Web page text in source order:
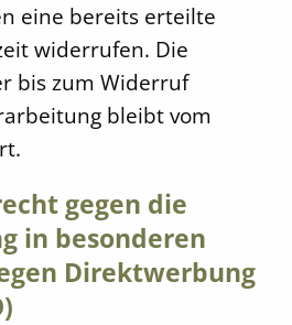
eine bereits erteilte
widerrufen. Die
bis zum Widerruf
bleibt vom
gegen die
in besonderen
Direktwerbung